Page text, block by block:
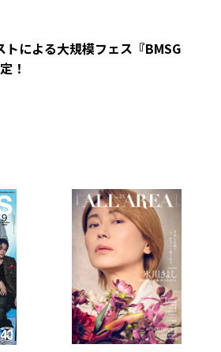
トによる大規模フェス『BMSG
！